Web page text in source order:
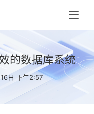
的数据库系统
日 下午2:57